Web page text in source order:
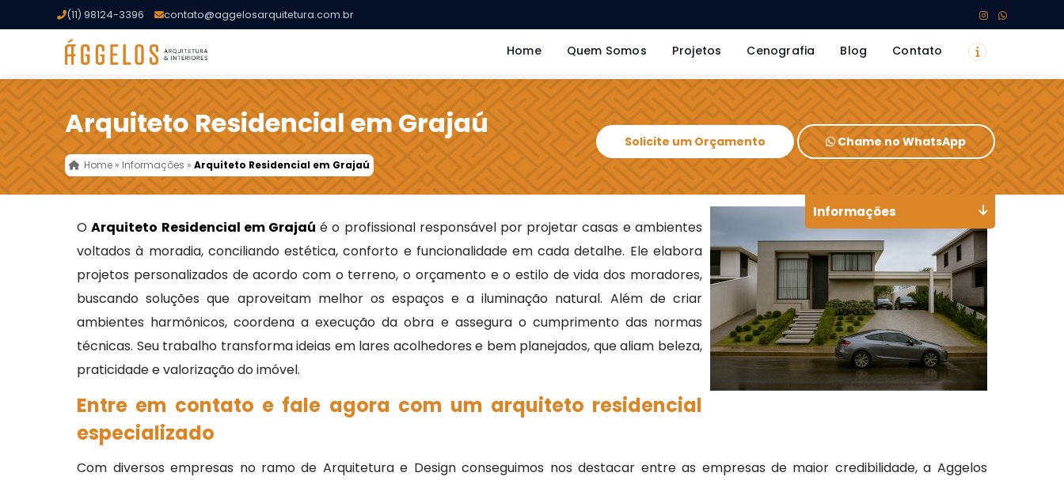
(11) 98124-3396 contato@aggelosarquitetura.com.br
Home Quem Somos Projetos Cenografia Blog Contato
Arquiteto Residencial em Grajaú
Home » Informações »Arquiteto Residencial em Grajaú
Solicite um Orçamento Chame no WhatsApp
OArquiteto Residencial em Grajaú é o profissional responsável por projetar casas e ambientes
voltados à moradia, conciliando estética, conforto e funcionalidade em cada detalhe. Ele elabora
projetos personalizados de acordo com o terreno, o orçamento e o estilo de vida dos moradores,
buscando soluções que aproveitam melhor os espaços e a iluminação natural. Além de criar
ambientes harmônicos, coordena a execução da obra e assegura o cumprimento das normas
técnicas. Seu trabalho transforma ideias em lares acolhedores e bem planejados, que aliam beleza,
praticidade e valorização do imóvel.
Entre em contato e fale agora com um arquiteto residencial
especializado
Com diversos empresas no ramo de Arquitetura e Design conseguimos nos destacar entre as empresas de maior credibilidade, a Aggelos
Informações